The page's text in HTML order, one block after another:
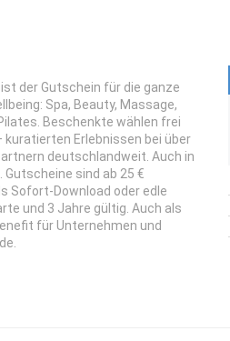
ist der Gutschein für die ganze
Spa, Beauty, Massage,
Beschenkte wählen frei
kuratierten Erlebnissen bei über
deutschlandweit. Auch in
Gutscheine sind ab 25 €
Sofort-Download oder edle
und 3 Jahre gültig. Auch als
für Unternehmen und